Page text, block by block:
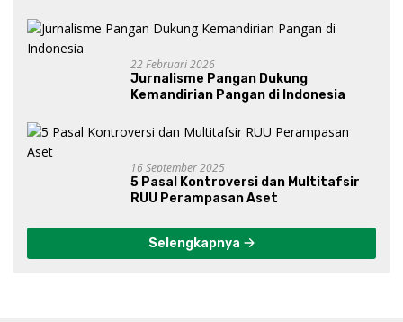
Gibran?
22 Februari 2026
Jurnalisme Pangan Dukung
Kemandirian Pangan di Indonesia
16 September 2025
5 Pasal Kontroversi dan Multitafsir
RUU Perampasan Aset
Selengkapnya